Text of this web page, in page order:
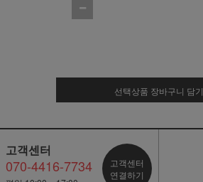
선택상품 장바구니 담기
고객센터
070-4416-7734
고객센터
연결하기